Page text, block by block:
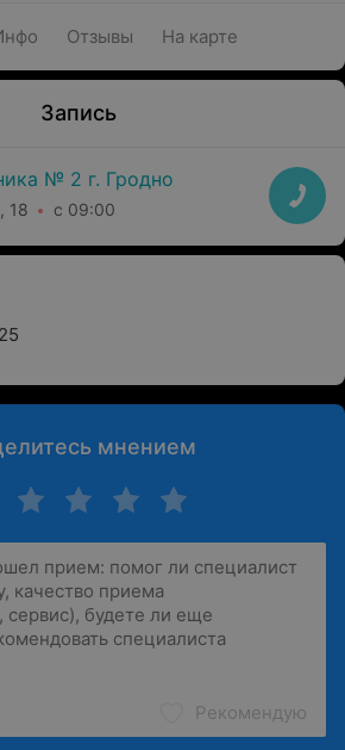
Отзывы На карте
Запись
№ 2 г. Гродно
18 с 09:00
мнением
Рекомендую